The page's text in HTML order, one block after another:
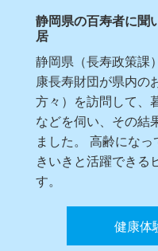
静岡県の百寿者に聞
居
静岡県（長寿政策課
康長寿財団が県内の
方々）を訪問して、
などを伺い、その結
ました。 高齢にな
きいきと活躍できる
す。
健康体